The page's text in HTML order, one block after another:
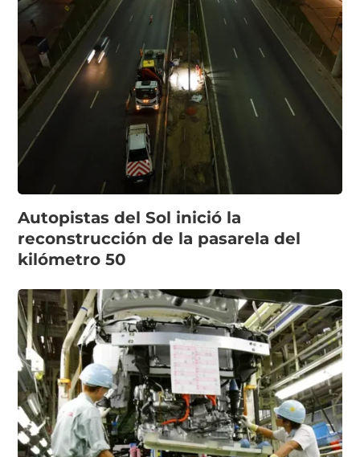
Autopistas del Sol inició la
reconstrucción de la pasarela del
kilómetro 50